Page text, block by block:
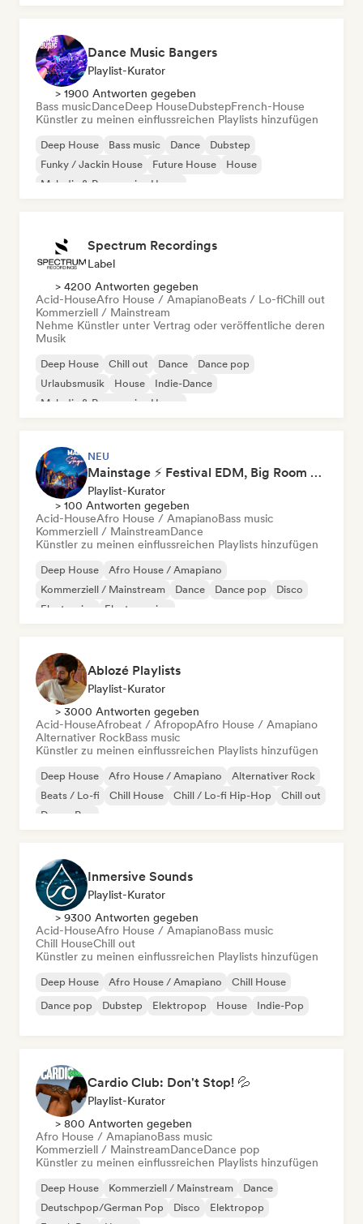
Dance Music Bangers
Playlist-Kurator
> 1900 Antworten gegeben
Bass musicDanceDeep HouseDubstepFrench-House
Künstler zu meinen einflussreichen Playlists hinzufügen
Deep House Bass music Dance
Dubstep
Funky / Jackin House
Future House
House
Melodic & Progressive House
Spectrum Recordings
Label
> 4200 Antworten gegeben
Acid-HouseAfro House / AmapianoBeats / Lo-fiChill out
Kommerziell / Mainstream
Nehme Künstler unter Vertrag oder veröffentliche deren
Musik
Deep House Chill out Dance
Dance pop
Urlaubsmusik
House
Indie-Dance
Melodic & Progressive House
NEU
Mainstage ⚡ Festival EDM, Big Room & House Anthems
Playlist-Kurator
> 100 Antworten gegeben
Acid-HouseAfro House / AmapianoBass music
Kommerziell / MainstreamDance
Künstler zu meinen einflussreichen Playlists hinzufügen
Deep House
Afro House / Amapiano
Kommerziell / Mainstream
Dance Dance pop
Disco
Electronica
Electro swing
Ablozé Playlists
Playlist-Kurator
> 3000 Antworten gegeben
Acid-HouseAfrobeat / AfropopAfro House / Amapiano
Alternativer RockBass music
Künstler zu meinen einflussreichen Playlists hinzufügen
Deep House Afro House / Amapiano
Alternativer Rock
Beats / Lo-fi
Chill House Chill / Lo-fi Hip-Hop
Chill out
Dream Pop
Inmersive Sounds
Playlist-Kurator
> 9300 Antworten gegeben
Acid-HouseAfro House / AmapianoBass music
Chill HouseChill out
Künstler zu meinen einflussreichen Playlists hinzufügen
Deep House Afro House / Amapiano
Chill House
Dance pop
Dubstep Elektropop House Indie-Pop
Cardio Club: Don't Stop! 💦
Playlist-Kurator
> 800 Antworten gegeben
Afro House / AmapianoBass music
Kommerziell / MainstreamDanceDance pop
Künstler zu meinen einflussreichen Playlists hinzufügen
Deep House Kommerziell / Mainstream
Dance
Deutschpop/German Pop
Disco
Elektropop